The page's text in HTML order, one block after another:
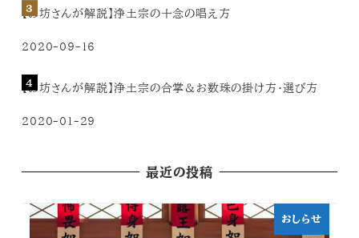
【お坊さんが解説】浄土宗の十念の唱え方
2020-09-16
【お坊さんが解説】浄土宗の合掌＆お数珠の掛け方・選び方
2020-01-29
最近の投稿
おしらせ